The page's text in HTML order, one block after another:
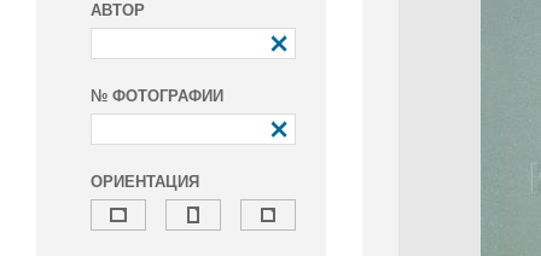
АВТОР
№ ФОТОГРАФИИ
ОРИЕНТАЦИЯ